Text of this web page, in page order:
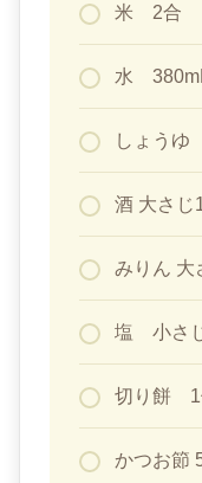
米 2合
水
しょう
酒 大さじ
みりん 大
塩 小さ
切り餅 1
かつお節